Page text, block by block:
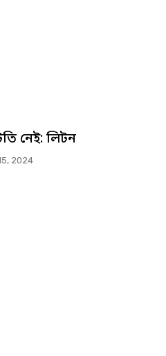
নেই: লিটন
2024